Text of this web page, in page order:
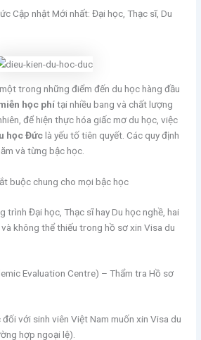
Cập nhật Mới nhất: Đại học, Thạc sĩ, Du
trong những điểm đến du học hàng đầu
học phítại nhiều bang và chất lượng
để hiện thực hóa giấc mơ du học, việc
học Đứclà yếu tố tiên quyết. Các quy định
và từng bậc học.
buộc chung cho mọi bậc học
trình Đại học, Thạc sĩ hay Du học nghề, hai
và không thể thiếu trong hồ sơ xin Visa du
Evaluation Centre) – Thẩm tra Hồ sơ
với sinh viên Việt Nam muốn xin Visa du
hợp ngoại lệ).